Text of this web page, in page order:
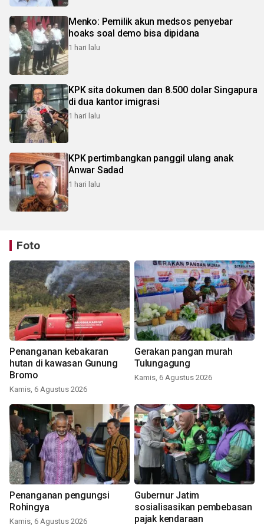
Menko: Pemilik akun medsos penyebar
hoaks soal demo bisa dipidana
1 hari lalu
KPK sita dokumen dan 8.500 dolar Singapura
di dua kantor imigrasi
1 hari lalu
KPK pertimbangkan panggil ulang anak
Anwar Sadad
1 hari lalu
Foto
Penanganan kebakaran
hutan di kawasan Gunung
Bromo
Kamis, 6 Agustus 2026
Gerakan pangan murah
Tulungagung
Kamis, 6 Agustus 2026
Penanganan pengungsi
Rohingya
Kamis, 6 Agustus 2026
Gubernur Jatim
sosialisasikan pembebasan
pajak kendaraan